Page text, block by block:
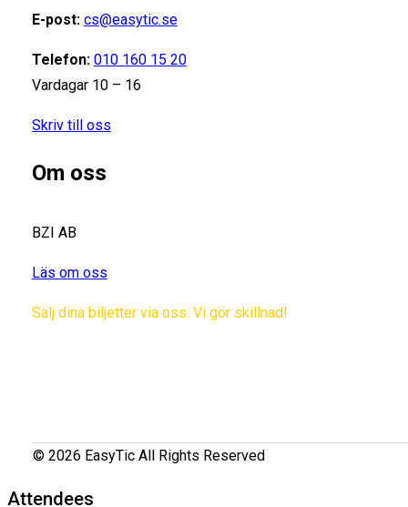
E-post: cs@easytic.se
Telefon: 010 160 15 20
Vardagar 10 – 16
Skriv till oss
Om oss
BZI AB
Läs om oss
Sälj dina biljetter via oss. Vi gör skillnad!
© 2026 EasyTic All Rights Reserved
Attendees